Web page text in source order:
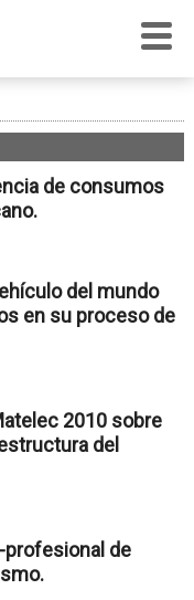
de consumos
del mundo
en su proceso de
2010 sobre
del
profesional de